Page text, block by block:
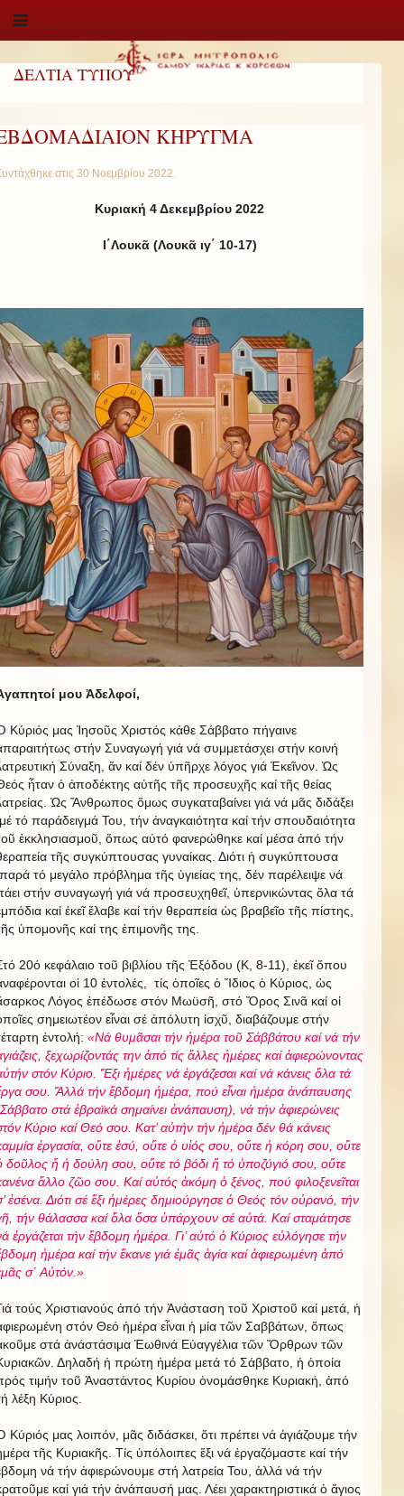
ΔΕΛΤΙΑ ΤΥΠΟΥ
ΚΗΡΥΓΜΑ
στις 30 Νοεμβρίου 2022.
Κυριακή 4 Δεκεμβρίου 2022
Ι΄Λουκᾶ (Λουκᾶ ιγ΄ 10-17)
μου Ἀδελφοί,
Κύριός μας Ἰησοῦς Χριστός κάθε Σάββατο πήγαινε
στήν Συναγωγή γιά νά συμμετάσχει στήν κοινή
Σύναξη, ἄν καί δέν ὑπῆρχε λόγος γιά Ἐκεῖνον. Ὡς
ἦταν ὁ ἀποδέκτης αὐτῆς τῆς προσευχῆς καί τῆς θείας
Ὡς Ἄνθρωπος ὅμως συγκαταβαίνει γιά νά μᾶς διδάξει
τό παράδειγμά Του, τήν ἀναγκαιότητα καί τήν σπουδαιότητα
ἐκκλησιασμοῦ, ὅπως αὐτό φανερώθηκε καί μέσα ἀπό τήν
τῆς συγκύπτουσας γυναίκας. Διότι ἡ συγκύπτουσα
τό μεγάλο πρόβλημα τῆς ὑγιείας της, δέν παρέλειψε νά
στήν συναγωγή γιά νά προσευχηθεῖ, ὑπερνικώντας ὅλα τά
καί ἐκεῖ ἔλαβε καί τήν θεραπεία ὡς βραβεῖο τῆς πίστης,
ὑπομονῆς καί της ἐπιμονῆς της.
20ό κεφάλαιο τοῦ βιβλίου τῆς Ἐξόδου (Κ, 8-11), ἐκεῖ ὅπου
οἱ 10 ἐντολές, τίς ὁποῖες ὁ Ἴδιος ὁ Κύριος, ὡς
Λόγος ἐπέδωσε στόν Μωϋσῆ, στό Ὄρος Σινᾶ καί οἱ
σημειωτέον εἶναι σέ ἀπόλυτη ἰσχῦ, διαβάζουμε στήν
ἐντολή: «Νά θυμᾶσαι τήν ἡμέρα τοῦ Σάββάτου καί νά τήν
ξεχωρίζοντάς την ἀπό τίς ἄλλες ἡμέρες καί ἀφιερώνοντας
στόν Κύριο. Ἕξι ἡμέρες νά ἐργάζεσαι καί νά κάνεις ὅλα τά
σου. Ἄλλά τήν ἕβδομη ἡμέρα, πού εἶναι ἡμέρα ἀνάπαυσης
στά ἑβραϊκά σημαίνει ἀνάπαυση), νά τήν ἀφιερώνεις
Κύριο καί Θεό σου. Κατ’ αὐτήν τήν ἡμέρα δέν θά κάνεις
ἐργασία, οὔτε ἐσύ, οὔτε ὁ υἱός σου, οὔτε ἡ κόρη σου, οὔτε
δοῦλος ἤ ἡ δούλη σου, οὔτε τό βόδι ἤ τό ὑποζύγιό σου, οὔτε
ἄλλο ζῶο σου. Καί αὐτός ἀκόμη ὁ ξένος, πού φιλοξενεῖται
ἐσένα. Διότι σέ ἕξι ἡμέρες δημιούργησε ὁ Θεός τόν οὐρανό, τήν
τήν θάλασσα καί ὅλα ὅσα ὑπάρχουν σέ αὐτά. Καί σταμάτησε
ἐργάζεται τήν ἕβδομη ἡμέρα. Γι’ αὐτό ὁ Κύριος εὐλόγησε τήν
ἡμέρα καί τήν ἔκανε γιά ἐμᾶς ἁγία καί ἀφιερωμένη ἀπό
σ΄ Αὐτόν.»
τούς Χριστιανούς ἀπό τήν Ἀνάσταση τοῦ Χριστοῦ καί μετά, ἡ
στόν Θεό ἡμέρα εἶναι ἡ μία τῶν Σαββάτων, ὅπως
στά ἀνάστάσιμα Ἑωθινά Εὐαγγέλια τῶν Ὄρθρων τῶν
Δηλαδή ἡ πρώτη ἡμέρα μετά τό Σάββατο, ἡ ὁποία
τιμήν τοῦ Ἀναστάντος Κυρίου ὀνομάσθηκε Κυριακή, ἀπό
λέξη Κύριος.
Κύριός μας λοιπόν, μᾶς διδάσκει, ὅτι πρέπει νά ἁγιάζουμε τήν
τῆς Κυριακῆς. Τίς ὑπόλοιπες ἕξι νά ἐργαζόμαστε καί τήν
νά τήν ἀφιερώνουμε στή λατρεία Του, ἀλλά νά τήν
καί γιά τήν ἀνάπαυσή μας. Λέει χαρακτηριστικά ὁ ἅγιος